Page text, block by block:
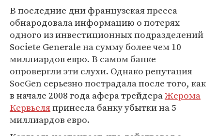
В последние дни французская пресса
обнародовала информацию о потерях
одного из инвестиционных подразделений
Societe Generale на сумму более чем 10
миллиардов евро. В самом банке
опровергли эти слухи. Однако репутация
SocGen серьезно пострадала после того, как
в начале 2008 года афера трейдераЖерома
Кервьеляпринесла банку убытки на 5
миллиардов евро.